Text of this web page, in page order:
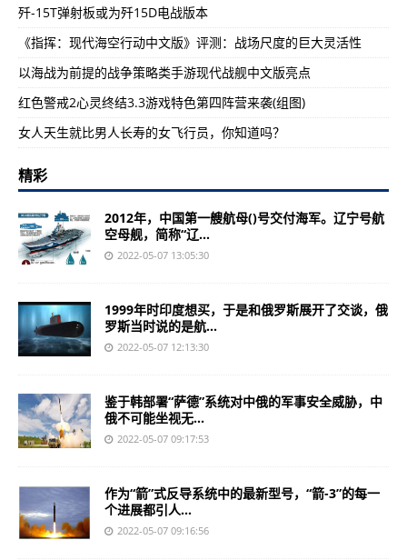
歼-15T弹射板或为歼15D电战版本
《指挥：现代海空行动中文版》评测：战场尺度的巨大灵活性
以海战为前提的战争策略类手游现代战舰中文版亮点
红色警戒2心灵终结3.3游戏特色第四阵营来袭(组图)
女人天生就比男人长寿的女飞行员，你知道吗？
精彩
2012年，中国第一艘航母()号交付海军。辽宁号航
空母舰，简称“辽...
2022-05-07 13:05:30
1999年时印度想买，于是和俄罗斯展开了交谈，俄
罗斯当时说的是航...
2022-05-07 12:13:30
鉴于韩部署“萨德”系统对中俄的军事安全威胁，中
俄不可能坐视无...
2022-05-07 09:17:53
作为“箭”式反导系统中的最新型号，“箭-3”的每一
个进展都引人...
2022-05-07 09:16:56